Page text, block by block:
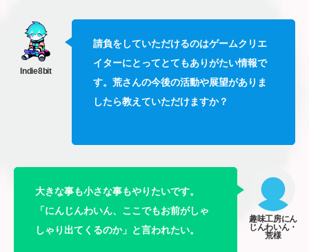
請負をしていただけるのはゲームクリエ
イターにとってとてもありがたい情報で
す。荒さんの今後の活動や展望がありま
したら教えていただけますか？
大きな事も小さな事もやりたいです。
「にんじんわいん、ここでもお前がしゃ
しゃり出てくるのか」と言われたい。